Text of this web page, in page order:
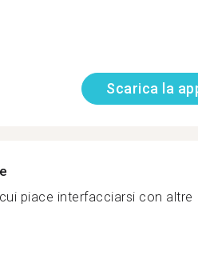
Scarica la
piace interfacciarsi con altre